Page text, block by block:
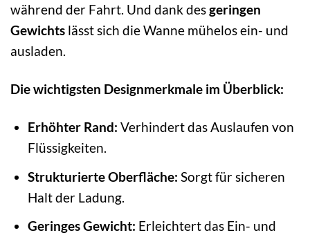
während der Fahrt. Und dank desgeringen
Gewichts lässt sich die Wanne mühelos ein- und
ausladen.
Die wichtigsten Designmerkmale im Überblick:
Erhöhter Rand: Verhindert das Auslaufen von
Flüssigkeiten.
Strukturierte Oberfläche: Sorgt für sicheren
Halt der Ladung.
Geringes Gewicht: Erleichtert das Ein- und